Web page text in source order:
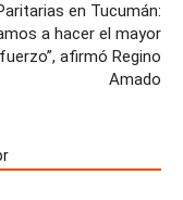
en Tucumán:
a hacer el mayor
afirmó Regino
Amado